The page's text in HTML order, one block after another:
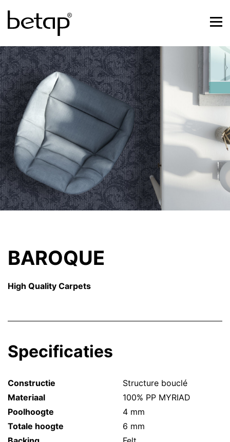
BAROQUE
High Quality Carpets
Specificaties
Constructie
Structure bouclé
Materiaal
100% PP MYRIAD
Poolhoogte
4 mm
Totale hoogte
6 mm